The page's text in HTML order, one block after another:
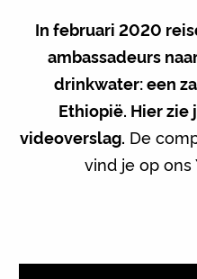
In februari 2020
ambassadeurs
drinkwater: een
Ethiopië. Hier zie
videoverslag. De
vind je op ons